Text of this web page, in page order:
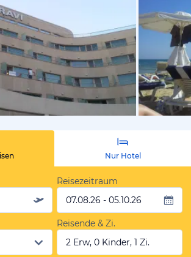
von Илья,
Nur Hotel
Reisezeitraum
07.08.26 - 05.10.26
Reisende & Zi.
2 Erw, 0 Kinder, 1 Zi.